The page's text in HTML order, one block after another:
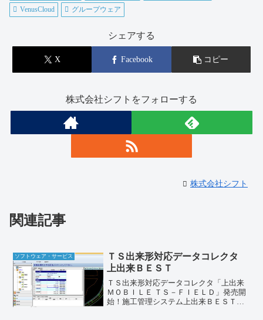
VenusCloud グループウェア
シェアする
X Facebook コピー
株式会社シフトをフォローする
株式会社シフト
関連記事
ソフトウェア・サービス
ＴＳ出来形対応データコレクタ
上出来ＢＥＳＴ
ＴＳ出来形対応データコレクタ「上出来
ＭＯＢＩＬＥ ＴＳ－ＦＩＥＬＤ」発売開
始！施工管理システム上出来ＢＥＳＴの